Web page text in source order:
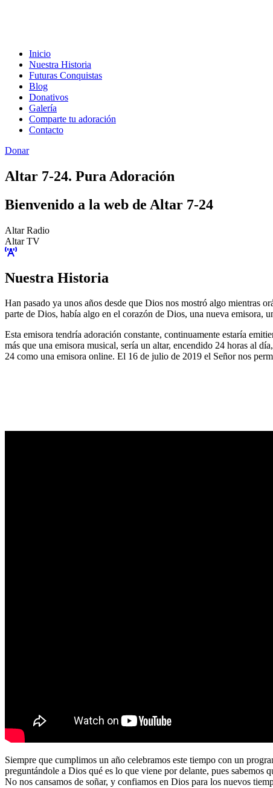
Inicio
Nuestra Historia
Futuras Conquistas
Blog
Donativos
Galería
Comparte tu adoración
Contacto
Donar
Altar 7-24. Pura Adoración
Bienvenido a la web de Altar 7-24
Altar Radio
Altar TV
Nuestra Historia
Han pasado ya unos años desde que Dios nos mostró algo mientras
parte de Dios, había algo en el corazón de Dios, una nueva emisora,
Esta emisora tendría adoración constante, continuamente estaría
más que una emisora musical, sería un altar, encendido 24 horas al
24 como una emisora online. El 16 de julio de 2019 el Señor nos
Siempre que cumplimos un año celebramos este tiempo con un
preguntándole a Dios qué es lo que viene por delante, pues
No nos cansamos de soñar, y confiamos en Dios para los nuevos